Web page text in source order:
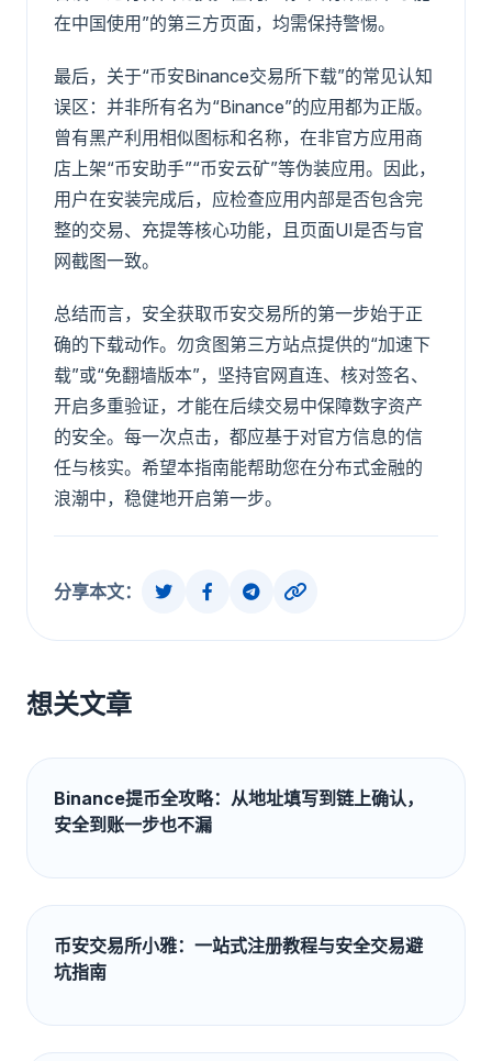
在中国使用”的第三方页面，均需保持警惕。
最后，关于“币安Binance交易所下载”的常见认知
误区：并非所有名为“Binance”的应用都为正版。
曾有黑产利用相似图标和名称，在非官方应用商
店上架“币安助手”“币安云矿”等伪装应用。因此，
用户在安装完成后，应检查应用内部是否包含完
整的交易、充提等核心功能，且页面UI是否与官
网截图一致。
总结而言，安全获取币安交易所的第一步始于正
确的下载动作。勿贪图第三方站点提供的“加速下
载”或“免翻墙版本”，坚持官网直连、核对签名、
开启多重验证，才能在后续交易中保障数字资产
的安全。每一次点击，都应基于对官方信息的信
任与核实。希望本指南能帮助您在分布式金融的
浪潮中，稳健地开启第一步。
分享本文：
想关文章
Binance提币全攻略：从地址填写到链上确认，
安全到账一步也不漏
币安交易所小雅：一站式注册教程与安全交易避
坑指南